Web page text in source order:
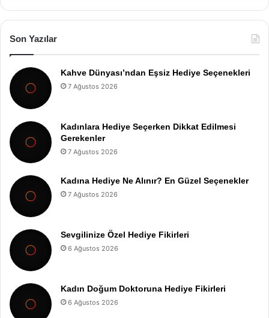
Son Yazılar
Kahve Dünyası’ndan Eşsiz Hediye Seçenekleri
7 Ağustos 2026
Kadınlara Hediye Seçerken Dikkat Edilmesi
Gerekenler
7 Ağustos 2026
Kadına Hediye Ne Alınır? En Güzel Seçenekler
7 Ağustos 2026
Sevgilinize Özel Hediye Fikirleri
6 Ağustos 2026
Kadın Doğum Doktoruna Hediye Fikirleri
6 Ağustos 2026